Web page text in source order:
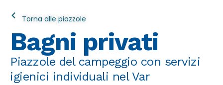
Torna alle piazzole
Bagni privati
Piazzole del campeggio con servizi
igienici individuali nel Var